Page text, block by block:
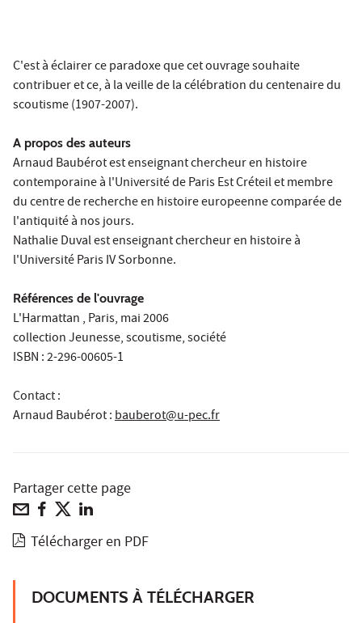
C'est à éclairer ce paradoxe que cet ouvrage souhaite
contribuer et ce, à la veille de la célébration du centenaire du
scoutisme (1907-2007).
A propos des auteurs
Arnaud Baubérot est enseignant chercheur en histoire
contemporaine à l'Université de Paris Est Créteil et membre
du centre de recherche en histoire europeenne comparée de
l'antiquité à nos jours.
Nathalie Duval est enseignant chercheur en histoire à
l'Université Paris IV Sorbonne.
Références de l'ouvrage
L'Harmattan , Paris, mai 2006
collection Jeunesse, scoutisme, société
ISBN : 2-296-00605-1
Contact :
Arnaud Baubérot:bauberot@u-pec.fr
Partager cette page
Télécharger en PDF
DOCUMENTS À TÉLÉCHARGER